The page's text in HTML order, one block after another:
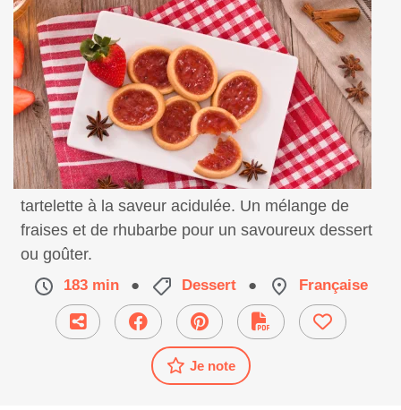
Pies fraises rhubarbe, une délicieuse recette de
tartelette à la saveur acidulée. Un mélange de
fraises et de rhubarbe pour un savoureux dessert
ou goûter.
183 min ● Dessert ● Française
Je note